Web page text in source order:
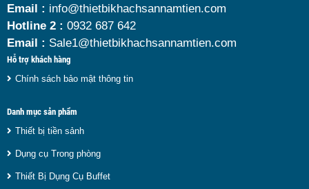
Email : info@thietbikhachsannamtien.com
Hotline 2 : 0932 687 642
Email : Sale1@thietbikhachsannamtien.com
Hỗ trợ khách hàng
Chính sách bảo mật thông tin
Danh mục sản phẩm
Thiết bị tiền sảnh
Dụng cụ Trong phòng
Thiết Bị Dụng Cụ Buffet